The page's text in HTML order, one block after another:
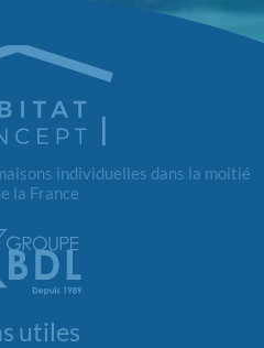
individuelles dans la moitié
la France
utiles